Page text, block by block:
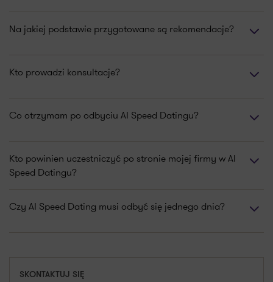
Na jakiej podstawie przygotowane są rekomendacje?
Kto prowadzi konsultacje?
Co otrzymam po odbyciu AI Speed Datingu?
Kto powinien uczestniczyć po stronie mojej firmy w AI
Speed Datingu?
Czy AI Speed Dating musi odbyć się jednego dnia?
SKONTAKTUJ SIĘ